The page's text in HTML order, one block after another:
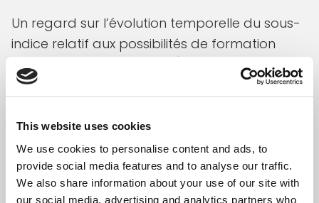
This website uses cookies
We use cookies to personalise content and ads, to
provide social media features and to analyse our traffic.
We also share information about your use of our site with
our social media, advertising and analytics partners who
Un regard sur l’évolution temporelle du sous-
indice relatif aux possibilités de formation
continue (score de 0 à 100) montre que l’écart
entre ce sous-indice et l’indice global de la
depuis environ 2015, le sous-indice de la
formation continue ayant diminué plus
fortement que l’indice global. Cette tendance
s’accentue avec la chute liée à la pandémie